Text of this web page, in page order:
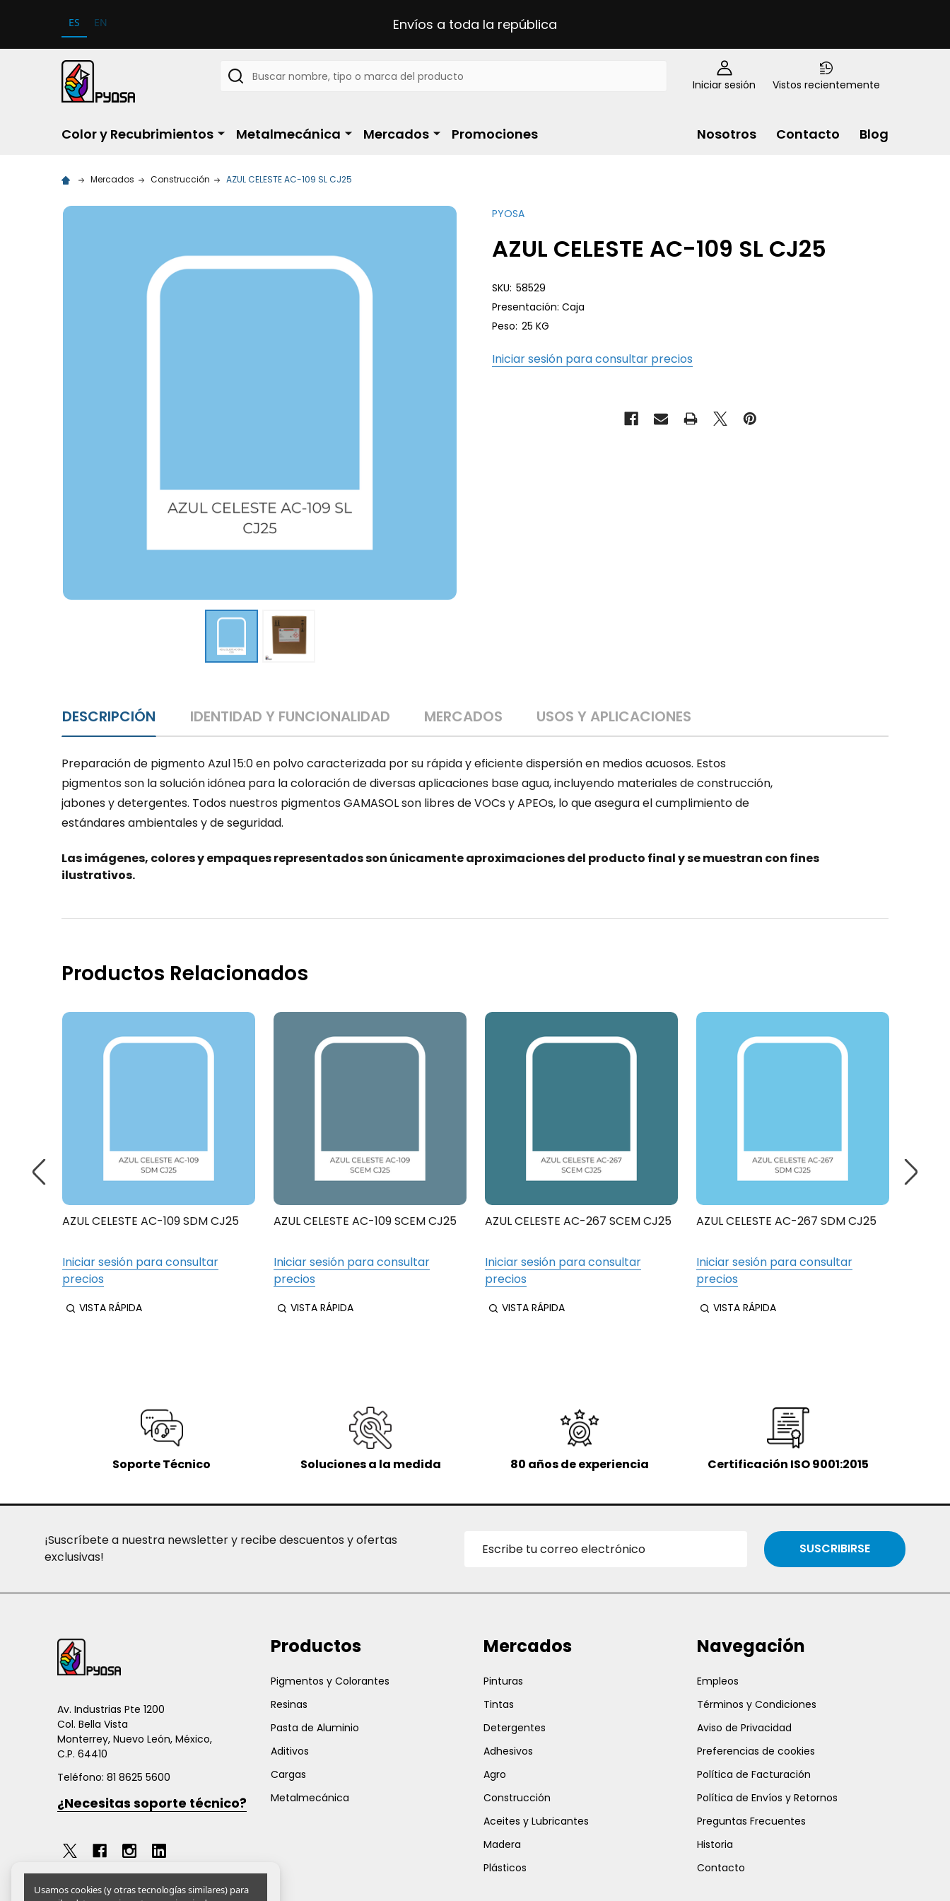
ES EN Envíos a toda la república
Iniciar sesión Vistos recientemente
Buscar
Color y Recubrimientos Metalmecánica Mercados Promociones Nosotros Contacto Blog
Mercados Construcción AZUL CELESTE AC-109 SL CJ25
PYOSA
AZUL CELESTE AC-109 SL CJ25
SKU: 58529
Presentación: Caja
Peso: 25 KG
Iniciar sesión para consultar precios
DESCRIPCIÓN IDENTIDAD Y FUNCIONALIDAD MERCADOS USOS Y APLICACIONES
Preparación de pigmento Azul 15:0 en polvo caracterizada por su rápida y eficiente dispersión en medios acuosos. Estos
pigmentos son la solución idónea para la coloración de diversas aplicaciones base agua, incluyendo materiales de construcción,
jabones y detergentes. Todos nuestros pigmentos GAMASOL son libres de VOCs y APEOs, lo que asegura el cumplimiento de
estándares ambientales y de seguridad.
Las imágenes, colores y empaques representados son únicamente aproximaciones del producto final y se muestran con fines
ilustrativos.
Productos Relacionados
AZUL CELESTE AC-109 SDM CJ25
Iniciar sesión para consultar
precios
VISTA RÁPIDA
AZUL CELESTE AC-109 SCEM CJ25
Iniciar sesión para consultar
precios
VISTA RÁPIDA
AZUL CELESTE AC-267 SCEM CJ25
Iniciar sesión para consultar
precios
VISTA RÁPIDA
AZUL CELESTE AC-267 SDM CJ25
Iniciar sesión para consultar
precios
VISTA RÁPIDA
Soporte Técnico Soluciones a la medida 80 años de experiencia Certificación ISO 9001:2015
¡Suscríbete a nuestra newsletter y recibe descuentos y ofertas
exclusivas!
electrónico
SUSCRIBIRSE
páginaAv. Industrias Pte 1200
Col. Bella Vista
Monterrey, Nuevo León, México,
C.P. 64410
Teléfono: 81 8625 5600
¿Necesitas soporte técnico?
Productos
Pigmentos y Colorantes
Resinas
Pasta de Aluminio
Aditivos
Cargas
Metalmecánica
Mercados
Pinturas
Tintas
Detergentes
Adhesivos
Agro
Construcción
Aceites y Lubricantes
Madera
Plásticos
Navegación
Empleos
Términos y Condiciones
Aviso de Privacidad
Preferencias de cookies
Política de Facturación
Política de Envíos y Retornos
Preguntas Frecuentes
Historia
Contacto
Usamos cookies (y otras tecnologías similares) para